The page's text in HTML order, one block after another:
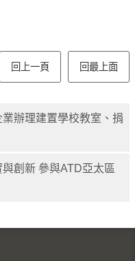
回上一頁 回最上面
辦理建置學校教室、捐
創新 參與ATD亞太區